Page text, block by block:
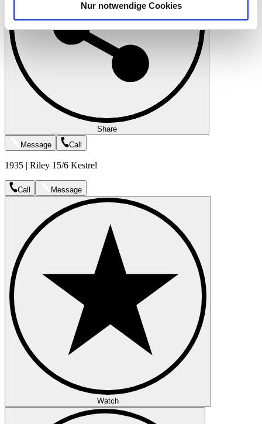
Verwendung unserer Website an unsere Partner für
soziale Medien, Werbung und Analysen weiter. Unsere
Partner führen diese Informationen möglicherweise mit
weiteren Daten zusammen, die Sie ihnen bereitgestellt
haben oder die sie im Rahmen Ihrer Nutzung der Dienste
gesammelt haben.
Datenschutzerklärung
Nur notwendige Cookies
Share
Message
Call
1935 | Riley 15/6 Kestrel
Call Message
Watch